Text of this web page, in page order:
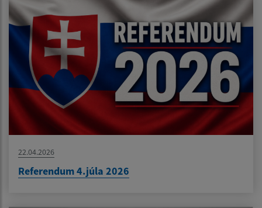
22.04.2026
Referendum 4.júla 2026